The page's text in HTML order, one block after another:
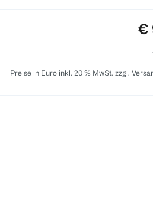
€
Preise in Euro inkl. 20 % MwSt. zzgl.